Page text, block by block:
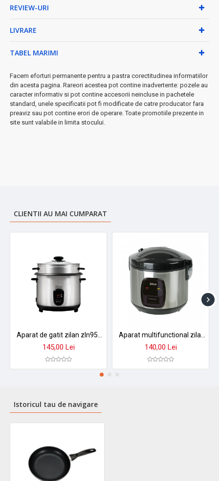
• Compatibilă cu mașina de spălat vase ⚡
✓ Mânuire confortabilă și sigură
Ideală pentru:prăjit, călire, gătit la foc mic și mediu
➤Investiția inteligentă pentru o bucătărie modernă și eficientă!
REVIEW-URI
LIVRARE
TABEL MARIMI
Facem eforturi permanente pentru a pastra corectitudinea informatiilor
din acesta pagina. Rareori acestea pot contine inadvertente: pozele au
caracter informativ si pot contine accesorii neincluse in pachetele
standard, unele specificatii pot fi modificate de catre producator fara
preaviz sau pot contine erori de operare. Toate promotiile prezente in
site sunt valabile in limita stocului.
CLIENTII AU MAI CUMPARAT
145,00 Lei 140,00 Lei
Istoricul tau de navigare